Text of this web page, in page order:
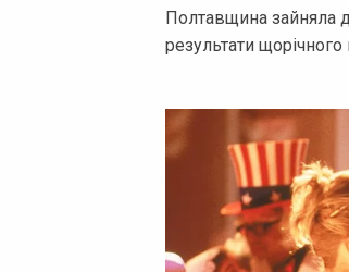
Полтавщина зайняла
результати щорічного